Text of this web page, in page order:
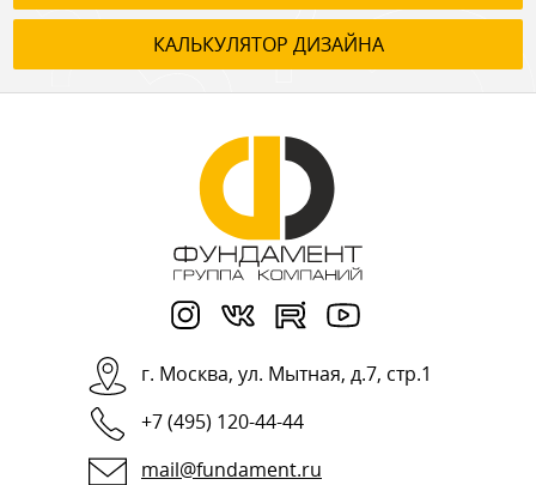
КАЛЬКУЛЯТОР ДИЗАЙНА
г. Москва, ул. Мытная, д.7, стр.1
+7 (495) 120-44-44
mail@fundament.ru